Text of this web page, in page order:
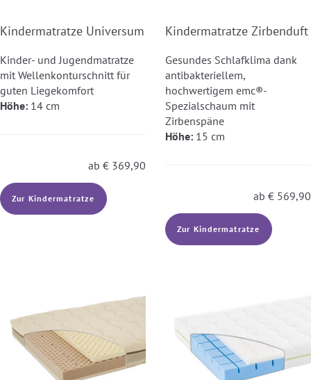
Kindermatratze Universum
Kinder- und Jugendmatratze
mit Wellenkonturschnitt für
guten Liegekomfort
Höhe: 14 cm
ab € 369,90
Zur Kindermatratze
Kindermatratze Zirbenduft
Gesundes Schlafklima dank
antibakteriellem,
hochwertigem emc®-
Spezialschaum mit
Zirbenspäne
Höhe: 15 cm
ab € 569,90
Zur Kindermatratze